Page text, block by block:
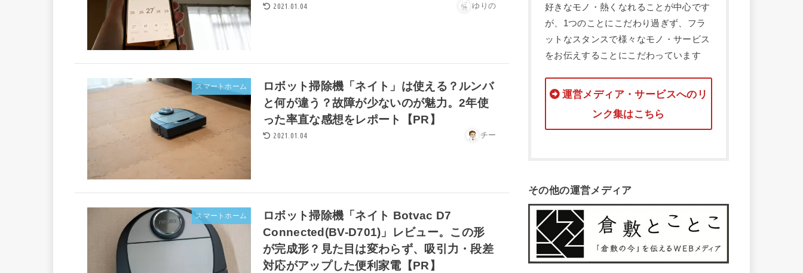
2021.01.04 ゆりの
スマートホーム
ロボット掃除機「ネイト」は使える？ルンバ
と何が違う？故障が少ないのが魅力。2年使
った率直な感想をレポート【PR】
2021.01.04 チー
スマートホーム
ロボット掃除機「ネイト Botvac D7
Connected(BV-D701)」レビュー。この形
が完成形？見た目は変わらず、吸引力・段差
対応がアップした便利家電【PR】
好きなモノ・熱くなれることが中心です
が、1つのことにこだわり過ぎず、フラ
ットなスタンスで様々なモノ・サービス
をお伝えすることにこだわっています
運営メディア・サービスへのリ
ンク集はこちら
その他の運営メディア